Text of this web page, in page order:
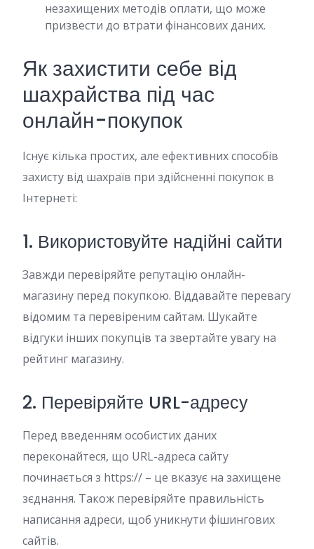
незахищених методів оплати, що може
призвести до втрати фінансових даних.
Як захистити себе від
шахрайства під час
онлайн-покупок
Існує кілька простих, але ефективних способів
захисту від шахраїв при здійсненні покупок в
Інтернеті:
1. Використовуйте надійні сайти
Завжди перевіряйте репутацію онлайн-
магазину перед покупкою. Віддавайте перевагу
відомим та перевіреним сайтам. Шукайте
відгуки інших покупців та звертайте увагу на
рейтинг магазину.
2. Перевіряйте URL-адресу
Перед введенням особистих даних
переконайтеся, що URL-адреса сайту
починається з https:// – це вказує на захищене
зєднання. Також перевіряйте правильність
написання адреси, щоб уникнути фішингових
сайтів.